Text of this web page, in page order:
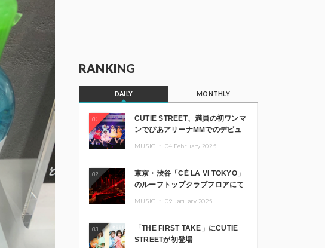
RANKING
DAILY MONTHLY
01
CUTIE STREET、満員の初ワンマ
ンでぴあアリーナMMでのデビュ
MUSIC ・ 04.February.2025
02
東京・渋谷「CÉ LA VI TOKYO」
のルーフトップクラブフロアにて
Kza（FORCE OF NATURE）ら日
本を代表するDJ・クリエイターが
MUSIC ・ 09.January.2025
03
「THE FIRST TAKE」にCUTIE
STREETが初登場